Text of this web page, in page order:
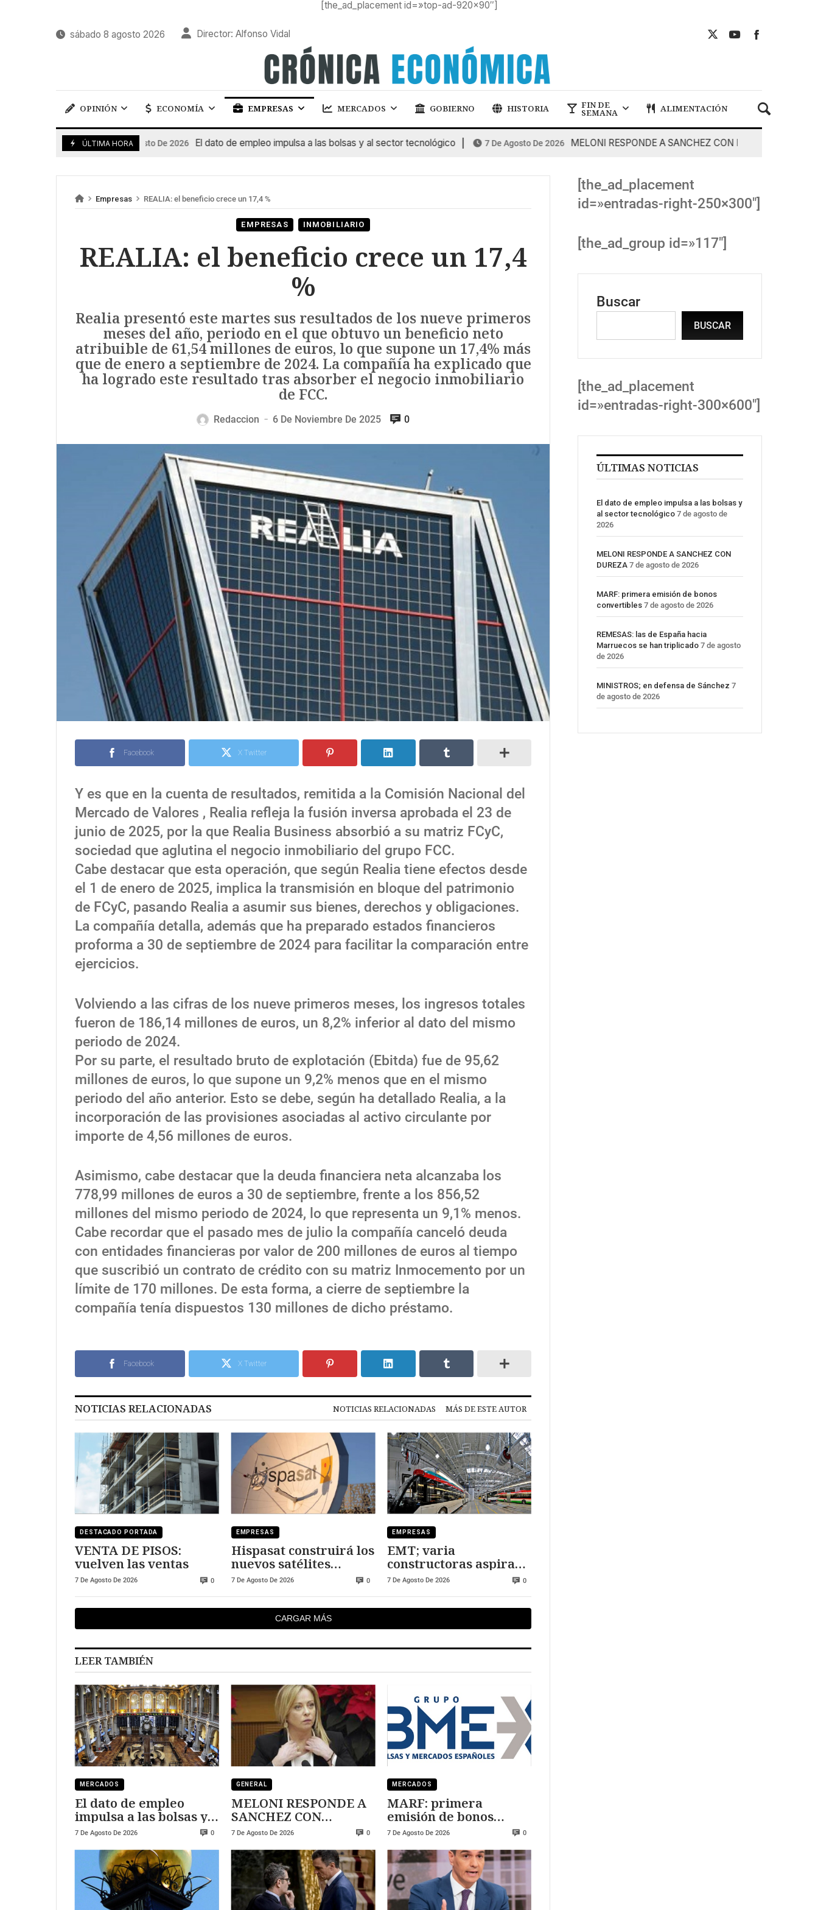
[the_ad_placement id=»top-ad-920×90″]
sábado 8 agosto 2026 Director: Alfonso Vidal
OPINIÓN ECONOMÍA EMPRESAS MERCADOS GOBIERNO HISTORIA FIN DE
SEMANA ALIMENTACIÓN
ÚLTIMA HORA
7 De Agosto De 2026 El dato de empleo impulsa a las bolsas y al sector tecnológico 7 De Agosto De 2026 MELONI RESPONDE A SANCHEZ CON DUREZA
Empresas REALIA: el beneficio crece un 17,4 %
EMPRESAS INMOBILIARIO
REALIA: el beneficio crece un 17,4
%
Realia presentó este martes sus resultados de los nueve primeros
meses del año, periodo en el que obtuvo un beneficio neto
atribuible de 61,54 millones de euros, lo que supone un 17,4% más
que de enero a septiembre de 2024. La compañía ha explicado que
ha logrado este resultado tras absorber el negocio inmobiliario
de FCC.
Redaccion — 6 De Noviembre De 2025 0
Facebook X Twitter
Y es que en la cuenta de resultados, remitida a la Comisión Nacional del
Mercado de Valores , Realia refleja la fusión inversa aprobada el 23 de
junio de 2025, por la que Realia Business absorbió a su matriz FCyC,
sociedad que aglutina el negocio inmobiliario del grupo FCC.
Cabe destacar que esta operación, que según Realia tiene efectos desde
el 1 de enero de 2025, implica la transmisión en bloque del patrimonio
de FCyC, pasando Realia a asumir sus bienes, derechos y obligaciones.
La compañía detalla, además que ha preparado estados financieros
proforma a 30 de septiembre de 2024 para facilitar la comparación entre
ejercicios.
Volviendo a las cifras de los nueve primeros meses, los ingresos totales
fueron de 186,14 millones de euros, un 8,2% inferior al dato del mismo
periodo de 2024.
Por su parte, el resultado bruto de explotación (Ebitda) fue de 95,62
millones de euros, lo que supone un 9,2% menos que en el mismo
periodo del año anterior. Esto se debe, según ha detallado Realia, a la
incorporación de las provisiones asociadas al activo circulante por
importe de 4,56 millones de euros.
Asimismo, cabe destacar que la deuda financiera neta alcanzaba los
778,99 millones de euros a 30 de septiembre, frente a los 856,52
millones del mismo periodo de 2024, lo que representa un 9,1% menos.
Cabe recordar que el pasado mes de julio la compañía canceló deuda
con entidades financieras por valor de 200 millones de euros al tiempo
que suscribió un contrato de crédito con su matriz Inmocemento por un
límite de 170 millones. De esta forma, a cierre de septiembre la
compañía tenía dispuestos 130 millones de dicho préstamo.
Facebook X Twitter
NOTICIAS RELACIONADAS NOTICIAS RELACIONADAS MÁS DE ESTE AUTOR
DESTACADO PORTADA
VENTA DE PISOS:
vuelven las ventas
7 De Agosto De 2026 0
EMPRESAS
Hispasat construirá los
nuevos satélites
europeos
7 De Agosto De 2026 0
EMPRESAS
EMT; varia
constructoras aspiran
al nuevo centro de
7 De Agosto De 2026 0
CARGAR MÁS
LEER TAMBIÉN
MERCADOS
El dato de empleo
impulsa a las bolsas y
al sector tecnológico
7 De Agosto De 2026 0
GENERAL
MELONI RESPONDE A
SANCHEZ CON
DUREZA
7 De Agosto De 2026 0
MERCADOS
MARF: primera
emisión de bonos
convertibles
7 De Agosto De 2026 0
[the_ad_placement
id=»entradas-right-250×300″]
[the_ad_group id=»117″]
Buscar
BUSCAR
[the_ad_placement
id=»entradas-right-300×600″]
ÚLTIMAS NOTICIAS
El dato de empleo impulsa a las bolsas y
al sector tecnológico 7 de agosto de
2026
MELONI RESPONDE A SANCHEZ CON
DUREZA 7 de agosto de 2026
MARF: primera emisión de bonos
convertibles 7 de agosto de 2026
REMESAS: las de España hacia
Marruecos se han triplicado 7 de agosto
de 2026
MINISTROS; en defensa de Sánchez 7
de agosto de 2026